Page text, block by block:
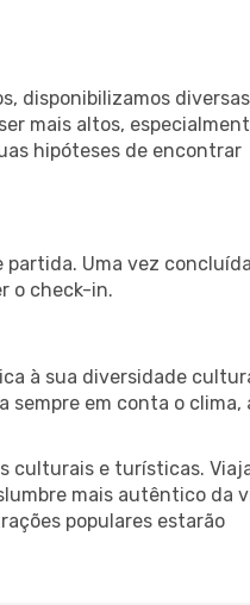
disponibilizamos
mais altos,
hipóteses de encontrar
Uma vez
o check-in.
à sua diversidade
em conta o clima,
culturais e turísticas.
mais autêntico da
populares estarão